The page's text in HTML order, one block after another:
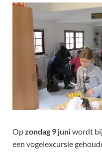
Opzondag 9 juniwordt
een vogelexcursie